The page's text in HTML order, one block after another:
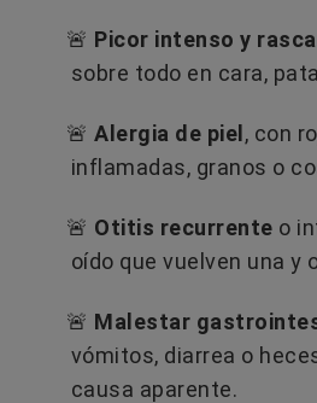
🚨 Picor intenso y
sobre todo en cara,
🚨 Alergia de piel , con
inflamadas, granos o
🚨 Otitis recurrente o
oído que vuelven una y
🚨 Malestar
vómitos, diarrea o
causa aparente.